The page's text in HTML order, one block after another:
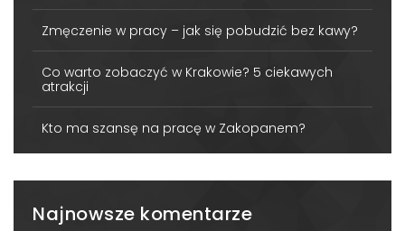
Zmęczenie w pracy – jak się pobudzić bez kawy?
Co warto zobaczyć w Krakowie? 5 ciekawych
atrakcji
Kto ma szansę na pracę w Zakopanem?
Najnowsze komentarze